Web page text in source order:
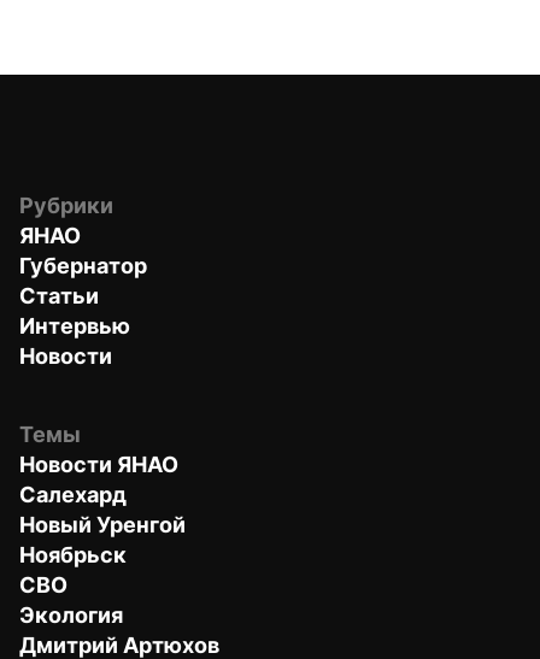
Рубрики
ЯНАО
Губернатор
Статьи
Интервью
Новости
Темы
Новости ЯНАО
Салехард
Новый Уренгой
Ноябрьск
СВО
Экология
Дмитрий Артюхов